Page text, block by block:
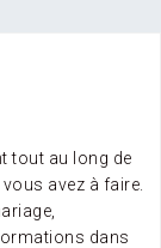
tout au long de
avez à faire.
dans